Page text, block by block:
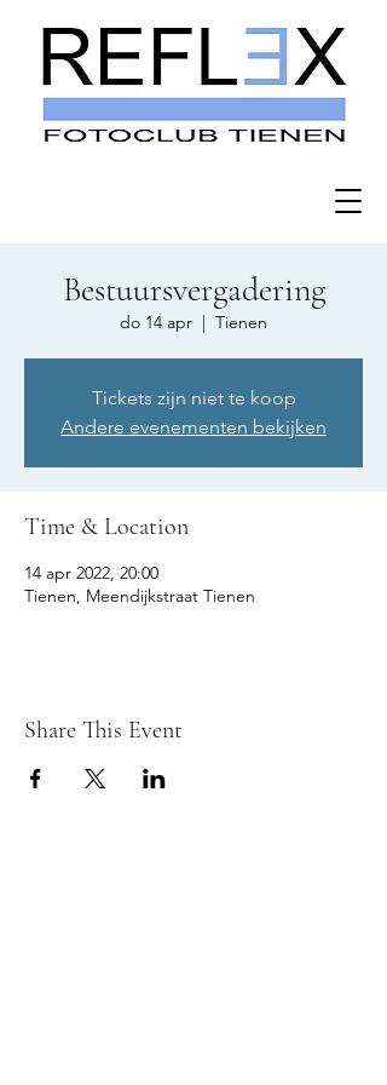
Bestuursvergadering
do 14 apr
  |
Tienen
Tickets zijn niet te koop
Andere evenementen bekijken
Time & Location
14 apr 2022, 20:00
Tienen, Meendijkstraat Tienen
Share This Event